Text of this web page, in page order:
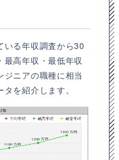
いる年収調査から30
最高年収・最低年収
ニアの職種に相当
を紹介します。